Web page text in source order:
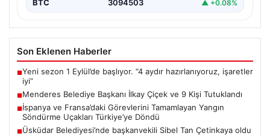
BTC 3094503 ▲ +0.08%
Son Eklenen Haberler
■Yeni sezon 1 Eylül’de başlıyor. “4 aydır hazırlanıyoruz, işaretler
iyi”
■Menderes Belediye Başkanı İlkay Çiçek ve 9 Kişi Tutuklandı
■İspanya ve Fransa’daki Görevlerini Tamamlayan Yangın
Söndürme Uçakları Türkiye’ye Döndü
■Üsküdar Belediyesi’nde başkanvekili Sibel Tan Çetinkaya oldu